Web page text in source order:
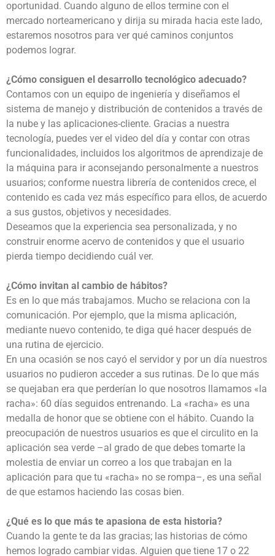
oportunidad. Cuando alguno de ellos termine con el
mercado norteamericano y dirija su mirada hacia este lado,
estaremos nosotros para ver qué caminos conjuntos
podemos lograr.
¿Cómo consiguen el desarrollo tecnológico adecuado?
Contamos con un equipo de ingeniería y diseñamos el
sistema de manejo y distribución de contenidos a través de
la nube y las aplicaciones-cliente. Gracias a nuestra
tecnología, puedes ver el video del día y contar con otras
funcionalidades, incluidos los algoritmos de aprendizaje de
la máquina para ir aconsejando personalmente a nuestros
usuarios; conforme nuestra librería de contenidos crece, el
contenido es cada vez más específico para ellos, de acuerdo
a sus gustos, objetivos y necesidades.
Deseamos que la experiencia sea personalizada, y no
construir enorme acervo de contenidos y que el usuario
pierda tiempo decidiendo cuál ver.
¿Cómo invitan al cambio de hábitos?
Es en lo que más trabajamos. Mucho se relaciona con la
comunicación. Por ejemplo, que la misma aplicación,
mediante nuevo contenido, te diga qué hacer después de
una rutina de ejercicio.
En una ocasión se nos cayó el servidor y por un día nuestros
usuarios no pudieron acceder a sus rutinas. De lo que más
se quejaban era que perderían lo que nosotros llamamos «la
racha»: 60 días seguidos entrenando. La «racha» es una
medalla de honor que se obtiene con el hábito. Cuando la
preocupación de nuestros usuarios es que el circulito en la
aplicación sea verde –al grado de que debes tomarte la
molestia de enviar un correo a los que trabajan en la
aplicación para que tu «racha» no se rompa–, es una señal
de que estamos haciendo las cosas bien.
¿Qué es lo que más te apasiona de esta historia?
Cuando la gente te da las gracias; las historias de cómo
hemos logrado cambiar vidas. Alguien que tiene 17 o 22